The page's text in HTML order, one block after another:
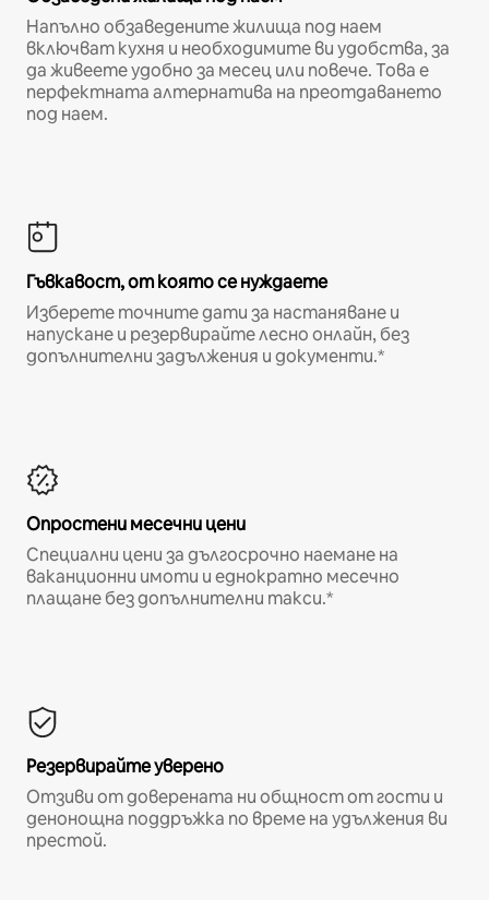
Напълно обзаведените жилища под наем
включват кухня и необходимите ви удобства, за
да живеете удобно за месец или повече. Това е
перфектната алтернатива на преотдаването
под наем.
Гъвкавост, от която се нуждаете
Изберете точните дати за настаняване и
напускане и резервирайте лесно онлайн, без
допълнителни задължения и документи.*
Опростени месечни цени
Специални цени за дългосрочно наемане на
ваканционни имоти и еднократно месечно
плащане без допълнителни такси.*
Резервирайте уверено
Отзиви от доверената ни общност от гости и
денонощна поддръжка по време на удължения ви
престой.